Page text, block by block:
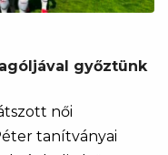
győztünk
női
tanítványai